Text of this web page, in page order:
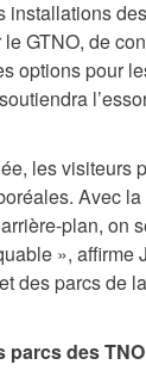
installations
GTNO, de
options pour
les visiteurs
Avec
plan, on
», affirme
des parcs de
parcs des TNO